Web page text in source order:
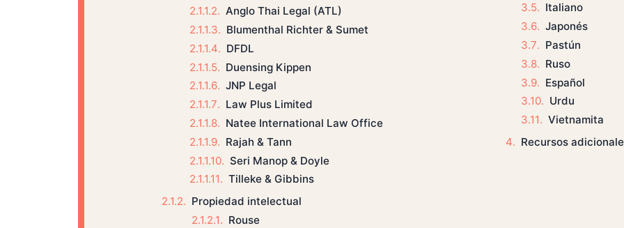
Anglo Thai Legal (ATL)
Blumenthal Richter & Sumet
DFDL
Duensing Kippen
JNP Legal
Law Plus Limited
Natee International Law Office
Rajah & Tann
Seri Manop & Doyle
Tilleke & Gibbins
Propiedad intelectual
Rouse
Italiano
Japonés
Pastún
Ruso
Español
Urdu
Vietnamita
Recursos